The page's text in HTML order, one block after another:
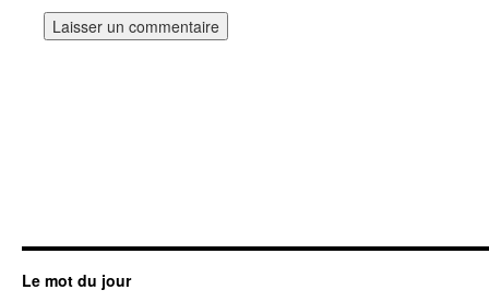
Le mot du jour